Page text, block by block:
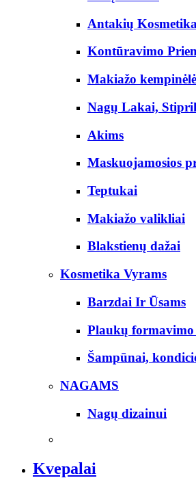
Antakių Kosmetika
Kontūravimo
Makiažo
Nagų Lakai,
Akims
Maskuojamosios
Teptukai
Makiažo valikliai
Blakstienų dažai
Kosmetika Vyrams
Barzdai Ir Ūsams
Plaukų formavimo
Šampūnai,
NAGAMS
Nagų dizainui
Kvepalai